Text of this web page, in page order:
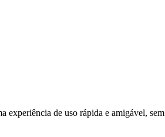
de uso rápida e amigável,